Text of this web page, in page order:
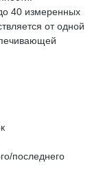
40 измеренных
от одной
последнего